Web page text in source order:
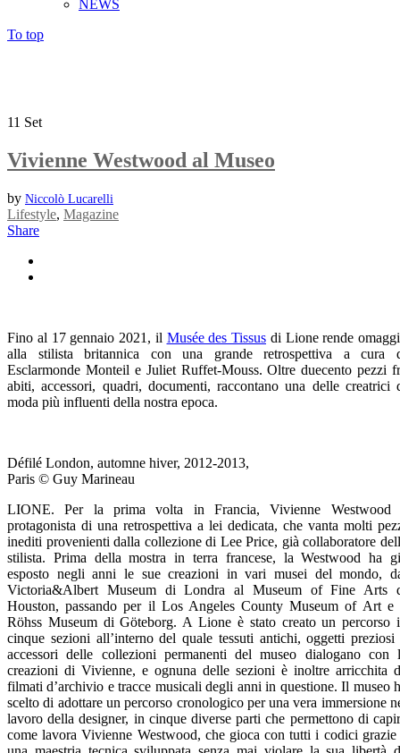
NEWS
To top
11 Set
Vivienne Westwood al Museo
by Niccolò Lucarelli
Lifestyle, Magazine
Share
Fino al 17 gennaio 2021, il Musée des Tissus di Lione rende
alla stilista britannica con una grande retrospettiva a cura
Esclarmonde Monteil e Juliet Ruffet-Mouss. Oltre duecento pezzi
abiti, accessori, quadri, documenti, raccontano una delle creatrici
moda più influenti della nostra epoca.
Défilé London, automne hiver, 2012-2013,
Paris © Guy Marineau
LIONE. Per la prima volta in Francia, Vivienne Westwood
protagonista di una retrospettiva a lei dedicata, che vanta molti
inediti provenienti dalla collezione di Lee Price, già collaboratore
stilista. Prima della mostra in terra francese, la Westwood ha
esposto negli anni le sue creazioni in vari musei del mondo,
Victoria&Albert Museum di Londra al Museum of Fine Arts
Houston, passando per il Los Angeles County Museum of Art e
Röhss Museum di Göteborg. A Lione è stato creato un percorso
cinque sezioni all’interno del quale tessuti antichi, oggetti preziosi
accessori delle collezioni permanenti del museo dialogano con
creazioni di Vivienne, e ognuna delle sezioni è inoltre arricchita
filmati d’archivio e tracce musicali degli anni in questione. Il museo
scelto di adottare un percorso cronologico per una vera immersione
lavoro della designer, in cinque diverse parti che permettono di
come lavora Vivienne Westwood, che gioca con tutti i codici grazie